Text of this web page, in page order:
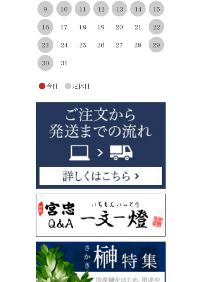
9 10 11 12 13 14 15
16 17 18 19 20 21 22
23 24 25 26 27 28 29
30 31
●今日 ●定休日